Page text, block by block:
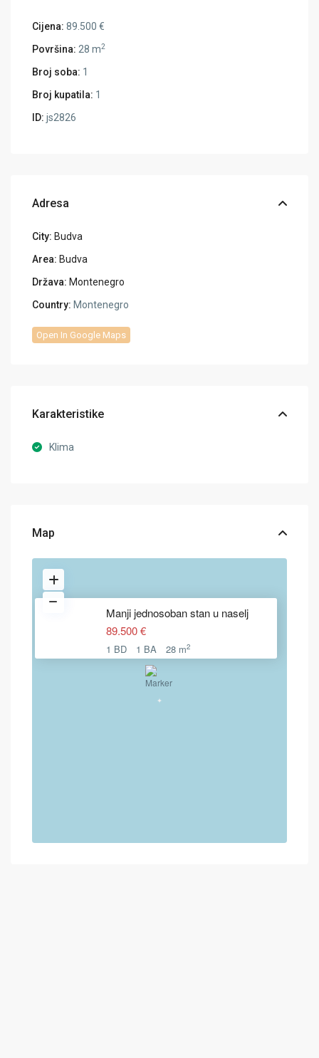
Cijena: 89.500 €
Površina: 28 m2
Broj soba: 1
Broj kupatila: 1
ID: js2826
Adresa
City: Budva
Area: Budva
Država: Montenegro
Country: Montenegro
Open In Google Maps
Karakteristike
Klima
Map
Manji jednosoban stan u naselj
89.500 €
1 BD 1 BA 28 m2